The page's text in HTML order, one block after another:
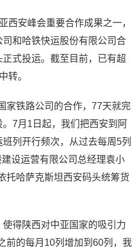
安峰会重要合作成果之一，
和哈铁快运股份有限公司合
式投运。截至目前，已有超
转。
家铁路公司的合作，77天就完
7月1日起，我们把西安到阿
列开行频次，从过去每周5列
建设运营有限公司总经理袁小
托哈萨克斯坦西安码头统筹货
得陕西对中亚国家的吸引力
前的每月10列增加到60列，我